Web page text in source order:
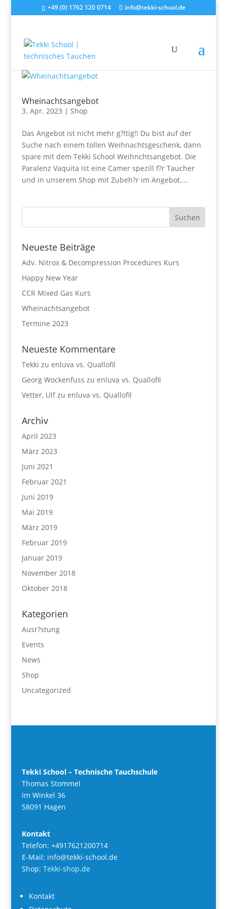
+49 (0) 1762 120 0714 info@tekki-school.de
Wheinachtsangebot
3. Apr. 2023 | Shop
Das Angebot ist nicht mehr g?ltig!! Du bist auf der
Suche nach einem tollen Weihnachtsgeschenk, dann
spare mit dem Tekki School Weihnchtsangebot. Die
Paralenz Vaquita ist eine Camer spezill f?r Taucher
und in unserem Shop mit Zubeh?r im Angebot....
Neueste Beiträge
Adv. Nitrox & Decompression Procedures Kurs
Happy New Year
CCR Mixed Gas Kurs
Wheinachtsangebot
Termine 2023
Neueste Kommentare
Tekki zu enluva vs. Quallofil
Georg Wockenfuss zu enluva vs. Quallofil
Vetter, Ulfzu enluva vs. Quallofil
Archiv
April 2023
März 2023
Juni 2021
Februar 2021
Juni 2019
Mai 2019
März 2019
Februar 2019
Januar 2019
November 2018
Oktober 2018
Kategorien
Ausr?stung
Events
News
Shop
Uncategorized
Tekki School – Technische Tauchschule
Thomas Stommel
Im Winkel 36
58091 Hagen
Kontakt
Telefon: +4917621200714
E-Mail: info@tekki-school.de
Shop: Tekki-shop.de
Kontakt